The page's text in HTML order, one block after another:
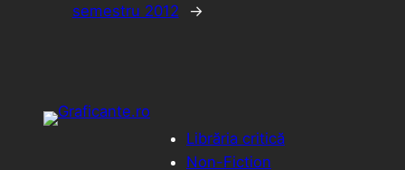
semestru 2012
→
Librăria critică
Non-Fiction